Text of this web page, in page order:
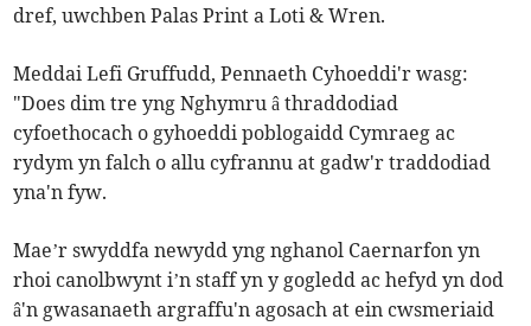
dref, uwchben Palas Print a Loti & Wren.
Meddai Lefi Gruffudd, Pennaeth Cyhoeddi'r wasg:
"Does dim tre yng Nghymru â thraddodiad
cyfoethocach o gyhoeddi poblogaidd Cymraeg ac
rydym yn falch o allu cyfrannu at gadw'r traddodiad
yna'n fyw.
Mae’r swyddfa newydd yng nghanol Caernarfon yn
rhoi canolbwynt i’n staff yn y gogledd ac hefyd yn dod
â'n gwasanaeth argraffu'n agosach at ein cwsmeriaid